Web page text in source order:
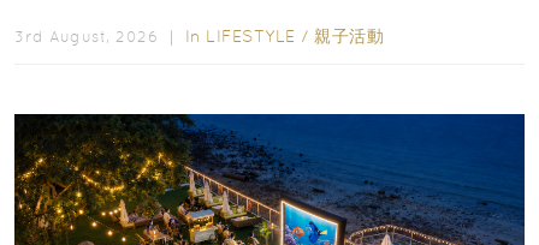
3rd August, 2026 ｜ In LIFESTYLE / 親子活動